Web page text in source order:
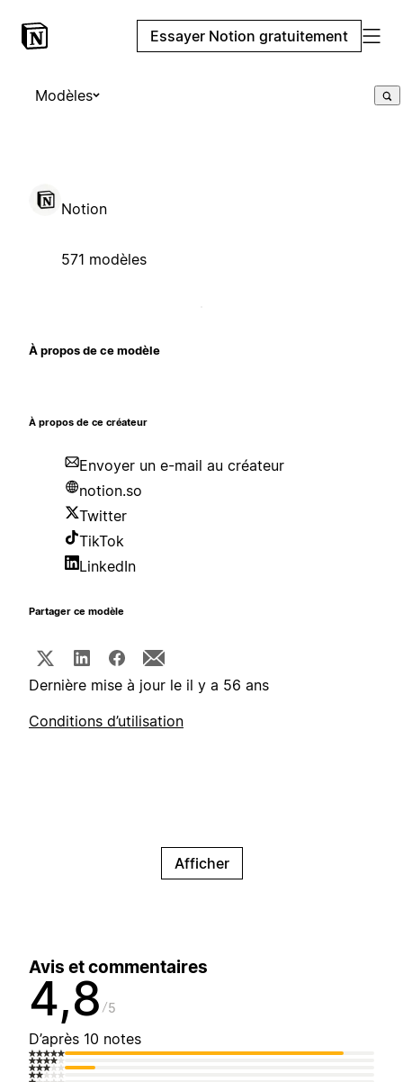
Essayer Notion gratuitement
Modèles
Notion
571 modèles
À propos de ce modèle
À propos de ce créateur
Envoyer un e-mail au créateur
notion.so
Twitter
TikTok
LinkedIn
Partager ce modèle
Dernière mise à jour le il y a 56 ans
Conditions d’utilisation
Afficher
Avis et commentaires
4,8 5
D’après 10 notes